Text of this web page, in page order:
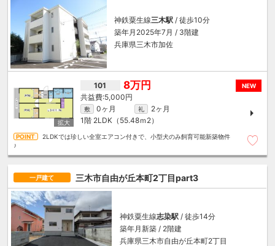
神鉄粟生線三木駅/ 徒歩10分
築年月2025年7月 / 3階建
兵庫県三木市加佐
NEW
101 8万円
5,000円
敷 0ヶ月 礼
2ヶ月
1階 2LDK（55.48ｍ 2）
2LDKでは珍しい全室エアコン付きで、小型犬のみ飼育可能新築物件
♪
一戸建て 三木市自由が丘本町2丁目part3
神鉄粟生線志染駅/ 徒歩14分
築年月新築 / 2階建
兵庫県三木市自由が丘本町2丁目